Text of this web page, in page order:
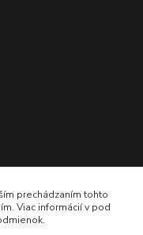
prechádzaním tohto
Viac informácií v pod